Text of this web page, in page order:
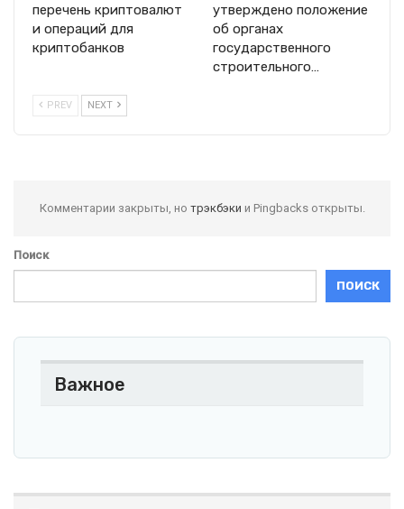
перечень криптовалют
и операций для
криптобанков
утверждено положение
об органах
государственного
строительного…
PREV NEXT
Комментарии закрыты, но трэкбэки и Pingbacks открыты.
Поиск
ПОИСК
Важное